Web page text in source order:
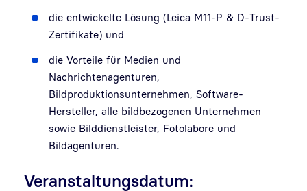
die entwickelte Lösung (Leica M11-P & D-Trust-
Zertifikate) und
die Vorteile für Medien und
Nachrichtenagenturen,
Bildproduktionsunternehmen, Software-
Hersteller, alle bildbezogenen Unternehmen
sowie Bilddienstleister, Fotolabore und
Bildagenturen.
Veranstaltungsdatum: